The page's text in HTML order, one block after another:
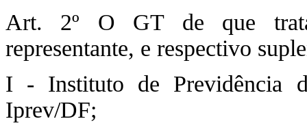
Art. 2º O GT de que
representante, e respectivo
I - Instituto de Previdência
Iprev/DF;